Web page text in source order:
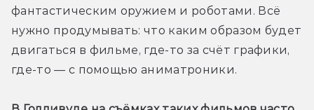
фантастическим оружием и роботами. Всё
нужно продумывать: что каким образом будет
двигаться в фильме, где-то за счёт графики,
где-то — с помощью аниматроники.